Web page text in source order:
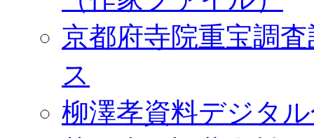
京都府寺院重宝調
ス
柳澤孝資料デジタ